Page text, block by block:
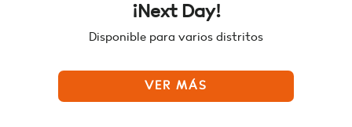
¡Next Day!
Disponible para varios distritos
VER MÁS